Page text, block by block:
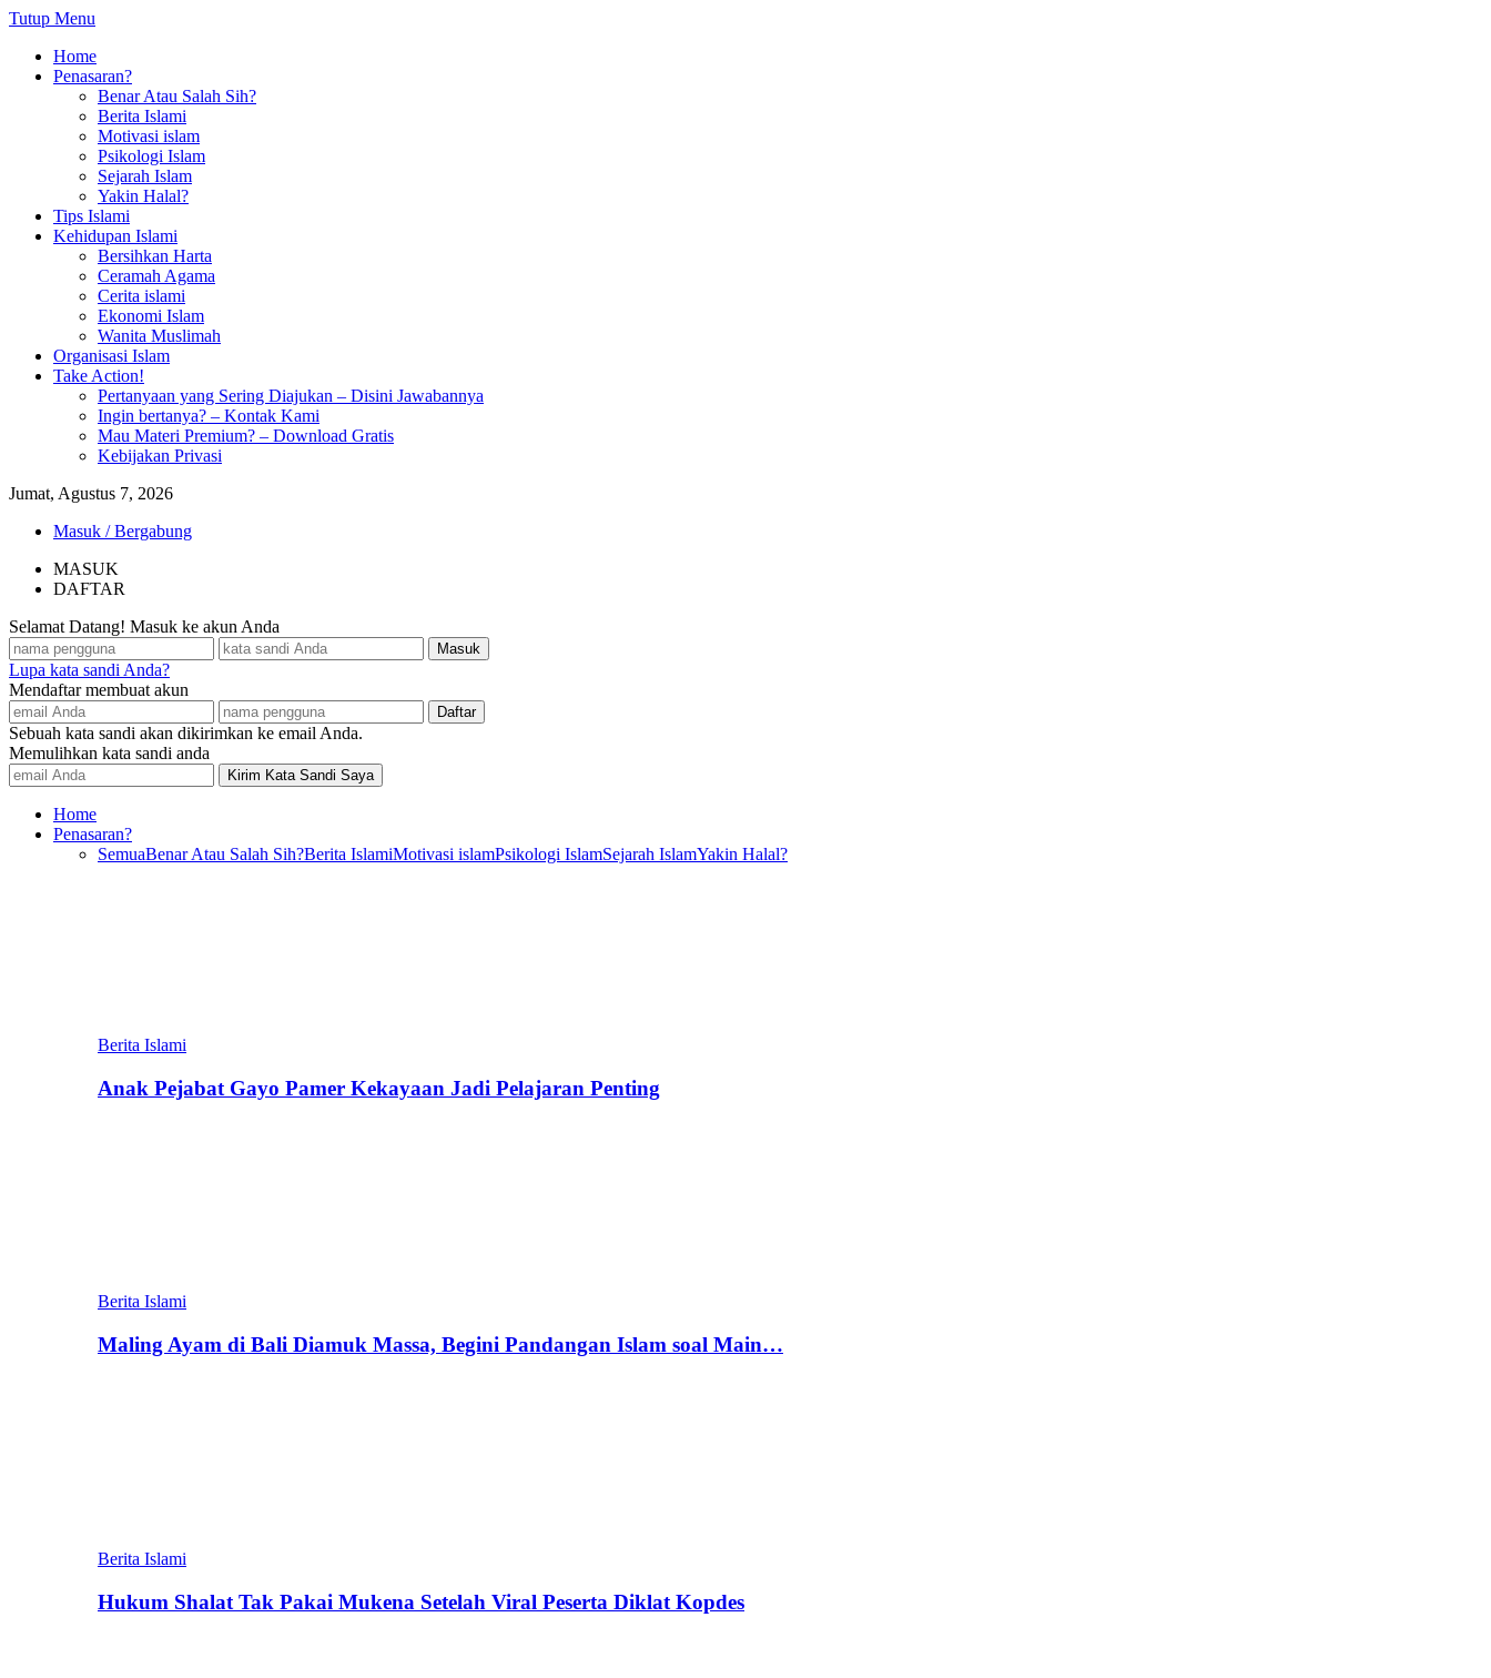
Tutup Menu
Home
Penasaran?
Benar Atau Salah Sih?
Berita Islami
Motivasi islam
Psikologi Islam
Sejarah Islam
Yakin Halal?
Tips Islami
Kehidupan Islami
Bersihkan Harta
Ceramah Agama
Cerita islami
Ekonomi Islam
Wanita Muslimah
Organisasi Islam
Take Action!
Pertanyaan yang Sering Diajukan – Disini Jawabannya
Ingin bertanya? – Kontak Kami
Mau Materi Premium? – Download Gratis
Kebijakan Privasi
Jumat, Agustus 7, 2026
Masuk / Bergabung
MASUK
DAFTAR
Selamat Datang! Masuk ke akun Anda
Lupa kata sandi Anda?
Mendaftar membuat akun
Sebuah kata sandi akan dikirimkan ke email Anda.
Memulihkan kata sandi anda
Home
Penasaran?
SemuaBenar Atau Salah Sih?Berita IslamiMotivasi islamPsikologi IslamSejarah IslamYakin Halal?
Berita Islami
Anak Pejabat Gayo Pamer Kekayaan Jadi Pelajaran Penting
Berita Islami
Maling Ayam di Bali Diamuk Massa, Begini Pandangan Islam soal Main…
Berita Islami
Hukum Shalat Tak Pakai Mukena Setelah Viral Peserta Diklat Kopdes